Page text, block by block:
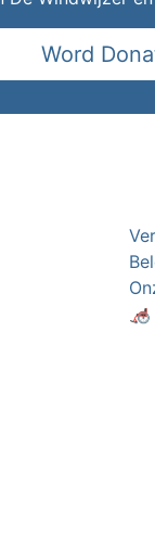
Word